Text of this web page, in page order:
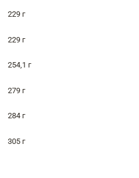
229 г
229 г
254,1 г
279 г
284 г
305 г